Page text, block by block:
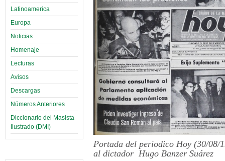
Latinoamerica
Europa
Noticias
Homenaje
Lecturas
Avisos
Descargas
Números Anteriores
Diccionario del Masista
Ilustrado (DMI)
Portada del periodico Hoy (30/08/
al dictador Hugo Banzer Suárez